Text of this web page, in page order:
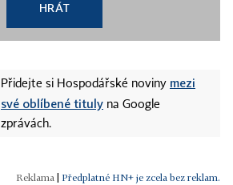
HRÁT
Přidejte si Hospodářské noviny mezi
své oblíbené tituly na Google
zprávách.
Předplatné HN+ je zcela bez reklam.